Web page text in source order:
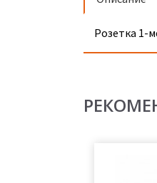
Розетка 1-